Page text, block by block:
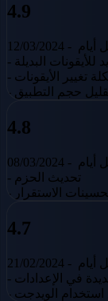
4.9
12/03/2024 - أيام
للأيقونات البديلة
تغيير الأيقونات
حجم التطبيق
4.8
08/03/2024 - أيام
- تحديث الحزم
تحسينات الاستقرار
4.7
21/02/2024 - أيام
في الإعدادات
استخدام الويدجت